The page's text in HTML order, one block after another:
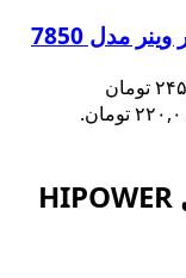
قیمت اصلی: ۲۴۵,۰۰۰,۰۰۰ تومان
مشخصات دستگاه جوش مدل HIPOWER